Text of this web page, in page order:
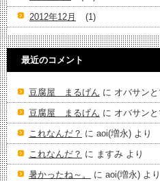
2012年12月
(1)
最近のコメント
豆腐屋 まるげん に オバサン
豆腐屋 まるげん に オバサン
これなんだ？ に aoi(増永) より
これなんだ？ に ますみ より
暑かったね～。
に aoi(増永) より